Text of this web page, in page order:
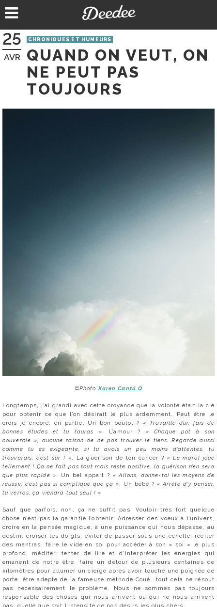
au
25
AVR
CHRONIQUES ET HUMEURS
QUAND ON VEUT, ON
NE PEUT PAS
TOUJOURS
©Photo Karen Cantú Q
Longtemps, j’ai grandi avec cette croyance que la volonté était la clé
pour obtenir ce que l’on désirait le plus ardemment. Peut être le
crois-je encore, en partie. Un bon boulot ?« Travaille dur, fais de
bonnes études et tu l’auras ». L’amour ? « Chaque pot à son
couvercle », aucune raison de ne pas trouver le tiens. Regarde aussi
comme tu es exigeante, si tu avais un peu moins d’attentes, tu
trouverais, c’est sûr ! ». La guérison de ton cancer ? « Le moral joue
tellement ! Ça ne fait pas tout mais reste positive, la guérison n’en sera
que plus rapide ». Un bel appart ? « Allons, donne-toi les moyens de
réussir, c’est pas si compliqué que ça ». Un bébé ? « Arrête d’y penser,
tu verras, ça viendra tout seul ! »
Sauf que parfois, non, ça ne suffit pas. Vouloir très fort quelque
chose n’est pas la garantie l’obtenir. Adresser des voeux à l’univers,
croire en la pensée magique, à une puissance qui nous dépasse, au
destin, croiser les doigts, éviter de passer sous une échelle, réciter
des mantras, faire le vide en soi pour accéder à son « soi » le plus
profond, méditer, tenter de lire et d’interpréter les énergies qui
émanent de notre être, faire un détour de plusieurs centaines de
kilomètres pour allumer un cierge après avoir touché une poignée de
porte, être adepte de la fameuse méthode Coué… tout cela ne résout
pas nécessairement le problème. Nous ne sommes pas toujours
responsable des choses qui nous arrivent ou qui ne nous arrivent
pas, quelle que soit l’intensité de nos désirs les plus chers.